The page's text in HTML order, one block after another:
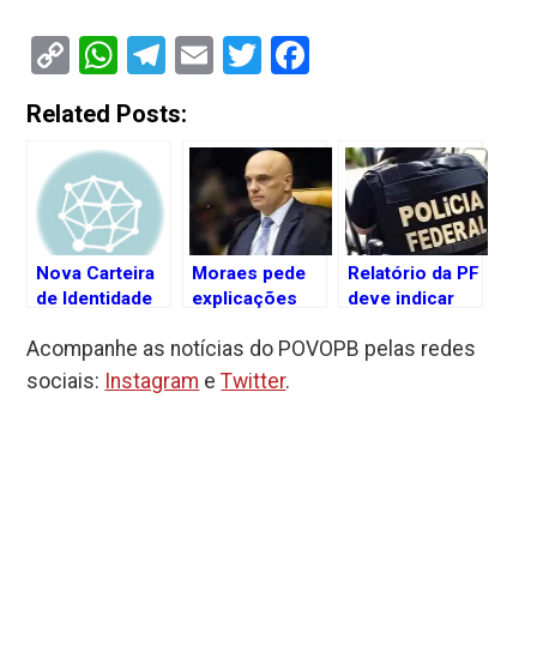
Copy
Link
WhatsApp
Telegram
EmailTwitter
Related Posts:
Nova Carteira
de Identidade
condição de
doador de
Moraes pede
explicações
de preso na
Papuda
Relatório da PF
deve indicar
sabia de plano
Acompanhe as notícias do POVOPB pelas redes
sociais: Instagram eTwitter.